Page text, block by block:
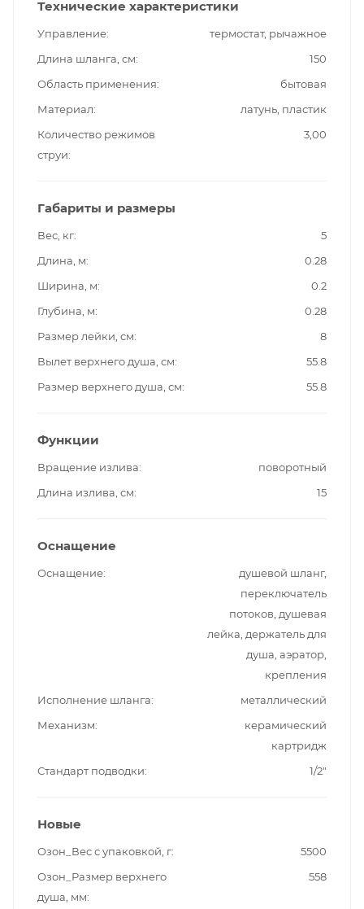
Технические характеристики
Управление
термостат, рычажное
Длина шланга, см
150
Область применения
бытовая
Материал
латунь, пластик
Количество режимов
струи
3,00
Габариты и размеры
Вес, кг
5
Длина, м
0.28
Ширина, м
0.2
Глубина, м
0.28
Размер лейки, см
8
Вылет верхнего душа, см
55.8
Размер верхнего душа, см
55.8
Функции
Вращение излива
поворотный
Длина излива, см
15
Оснащение
Оснащение
душевой шланг,
переключатель
потоков, душевая
лейка, держатель для
душа, аэратор,
крепления
Исполнение шланга
металлический
Механизм
керамический
картридж
Стандарт подводки
1/2"
Новые
Озон_Вес с упаковкой, г
5500
Озон_Размер верхнего
душа, мм
558